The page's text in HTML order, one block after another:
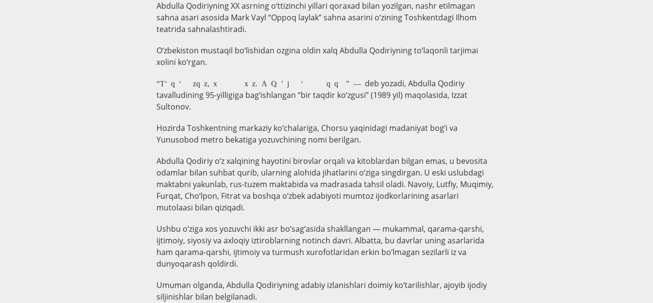
Abdulla Qodiriyning XX asrning o‘ttizinchi yillari qoraxad bilan yozilgan, nashr etilmagan
sahna asari asosida Mark Vayl “Oppoq laylak” sahna asarini o‘zining Toshkentdagi Ilhom
teatrida sahnalashtiradi.
O‘zbekiston mustaqil bo‘lishidan ozgina oldin xalq Abdulla Qodiriyning to‘laqonli tarjimai
xolini ko‘rgan.
“Tog‘larning viqorini ko‘rish uchun ulardan uzoqlashish zarur, xuddi shunday holat buyuk ishlar va buyuk shaxslarda kuzatiladi. Abdulla Qodiriyning so’nmas ijod bahosining buyukligini ko‘rish va tushunish uchun yarim asrdan ortiq vaqt talab etildi” — deb yozadi, Abdulla Qodiriy
tavalludining 95-yilligiga bag‘ishlangan “bir taqdir ko‘zgusi” (1989 yil) maqolasida, Izzat
Sultonov.
Hozirda Toshkentning markaziy ko‘chalariga, Chorsu yaqinidagi madaniyat bog‘i va
Yunusobod metro bekatiga yozuvchining nomi berilgan.
Abdulla Qodiriy o‘z xalqining hayotini birovlar orqali va kitoblardan bilgan emas, u bevosita
odamlar bilan suhbat qurib, ularning alohida jihatlarini o‘ziga singdirgan. U eski uslubdagi
maktabni yakunlab, rus-tuzem maktabida va madrasada tahsil oladi. Navoiy, Lutfiy, Muqimiy,
Furqat, Cho‘lpon, Fitrat va boshqa o‘zbek adabiyoti mumtoz ijodkorlarining asarlari
mutolaasi bilan qiziqadi.
Ushbu o‘ziga xos yozuvchi ikki asr bo‘sag‘asida shakllangan — mukammal, qarama-qarshi,
ijtimoiy, siyosiy va axloqiy iztiroblarning notinch davri. Albatta, bu davrlar uning asarlarida
ham qarama-qarshi, ijtimoiy va turmush xurofotlaridan erkin bo‘lmagan sezilarli iz va
dunyoqarash qoldirdi.
Umuman olganda, Abdulla Qodiriyning adabiy izlanishlari doimiy ko‘tarilishlar, ajoyib ijodiy
siljinishlar bilan belgilanadi.